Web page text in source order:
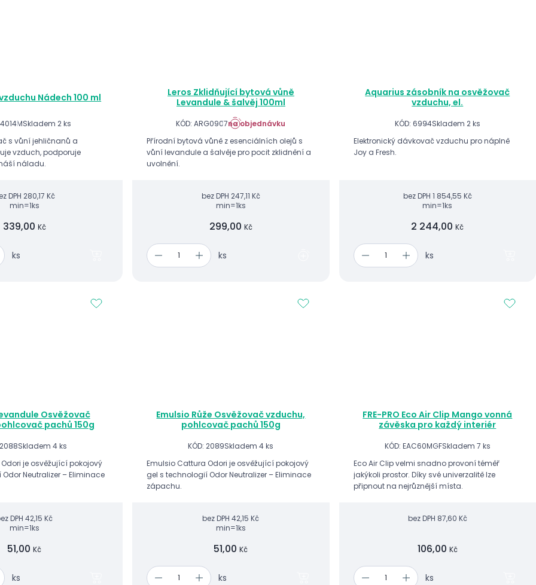
Nádech 100 ml
Skladem 2 ks
s vůní jehličnanů a
vzduch, podporuje
náladu.
DPH 280,17 Kč
min=1ks
339,00 Kč
ks
Leros Zklidňující bytová vůně
Levandule & šalvěj 100ml
KÓD: ARG0907na objednávku
Přírodní bytová vůně z esenciálních olejů s
vůní levandule a šalvěje pro pocit zklidnění a
uvolnění.
bez DPH 247,11 Kč
min=1ks
299,00 Kč
ks
Aquarius zásobník na osvěžovač
vzduchu, el.
KÓD: 6994Skladem 2 ks
Elektronický dávkovač vzduchu pro náplně
Joy a Fresh.
bez DPH 1 854,55 Kč
min=1ks
2 244,00Kč
ks
Osvěžovač
pachů 150g
Skladem 4 ks
je osvěžující pokojový
Neutralizer – Eliminace
DPH 42,15 Kč
min=1ks
51,00Kč
ks
Emulsio Růže Osvěžovač vzduchu,
pohlcovač pachů 150g
KÓD: 2089Skladem 4 ks
Emulsio Cattura Odori je osvěžující pokojový
gel s technologií Odor Neutralizer – Eliminace
zápachu.
bez DPH 42,15 Kč
min=1ks
51,00Kč
ks
FRE-PRO Eco Air Clip Mango vonná
závěska pro každý interiér
KÓD: EAC60MGFSkladem 7 ks
Eco Air Clip velmi snadno provoní téměř
jakýkoli prostor. Díky své univerzalitě lze
připnout na nejrůznější místa.
bez DPH 87,60 Kč
106,00 Kč
ks